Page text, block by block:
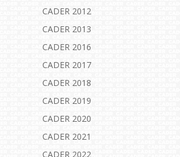
CADER 2012
CADER 2013
CADER 2016
CADER 2017
CADER 2018
CADER 2019
CADER 2020
CADER 2021
CADER 2022